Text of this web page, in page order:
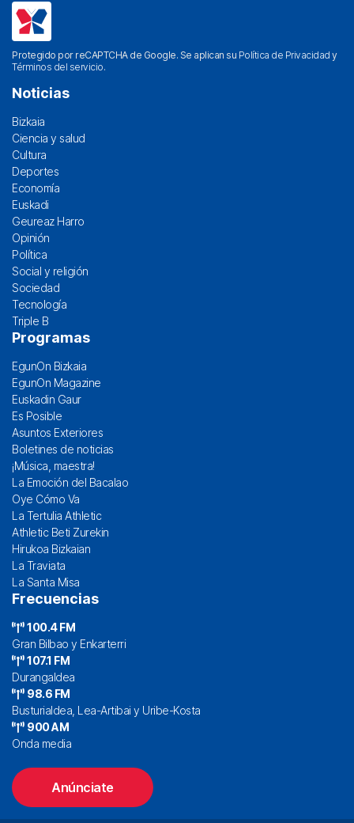
Protegido por reCAPTCHA de Google. Se aplican su Política de Privacidad y
Términos del servicio.
Noticias
Bizkaia
Ciencia y salud
Cultura
Deportes
Economía
Euskadi
Geureaz Harro
Opinión
Política
Social y religión
Sociedad
Tecnología
Triple B
Programas
EgunOn Bizkaia
EgunOn Magazine
Euskadin Gaur
Es Posible
Asuntos Exteriores
Boletines de noticias
¡Música, maestra!
La Emoción del Bacalao
Oye Cómo Va
La Tertulia Athletic
Athletic Beti Zurekin
Hirukoa Bizkaian
La Traviata
La Santa Misa
Frecuencias
100.4 FM
Gran Bilbao y Enkarterri
107.1 FM
Durangaldea
98.6 FM
Busturialdea, Lea-Artibai y Uribe-Kosta
900 AM
Onda media
Anúnciate